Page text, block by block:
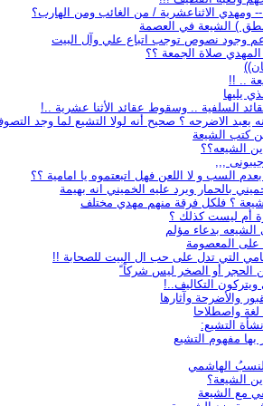
ومهدي الاثناعشرية / من الغائب ومن الهارب؟
) الشيعة في العصمة
وجود نصوص توجب اتباع علي وآل البيت
صلاة الجمعة ؟؟
.. !!
يليها
السلفية .. وسقوط عقائد الأثنا عشرية ..!
يعبد الاضرحه ؟ صحيح أنه لولا التشيع لما وجد
كتب الشيعة
الشيعه؟؟
,,,
السب و لا اللعن فهل اتبعتموه يا امامية ؟؟
بالحمار ويرد عليه الخميني انه بهيمة
؟ فلكل فرقة منهم مهدي مختلف
أم ليست كذلك ؟
بدعاء مؤلم
المعصومة
التي تدل على حب ال البيت للصحابة !!
الحجر أو الصخر ليس شركاً
التكاليف..!
والأضرحة وآثارها
لغة واصطلاحا
التشيع:
بها مفهوم التشيع
الهاشمي​
الشيعة؟
مع الشيعة